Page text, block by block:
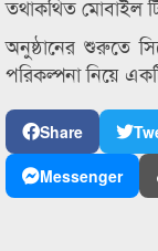
তথাকথিত মোবাইল
অনুষ্ঠানের শুরুতে
পরিকল্পনা নিয়ে
Share
Messenger